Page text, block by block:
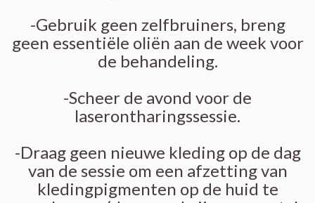
-Gebruik geen zelfbruiners, breng
geen essentiële oliën aan de week voor
de behandeling.
-Scheer de avond voor de
laserontharingssessie.
-Draag geen nieuwe kleding op de dag
van de sessie om een afzetting van
kledingpigmenten op de huid te